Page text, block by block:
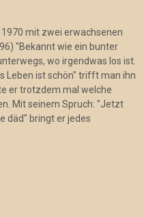
1970 mit zwei erwachsenen
"Bekannt wie ein bunter
wo irgendwas los ist.
Leben ist schön" trifft man ihn
er trotzdem mal welche
Mit seinem Spruch: "Jetzt
däd" bringt er jedes